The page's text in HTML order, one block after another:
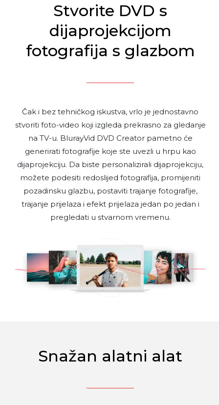
Stvorite DVD s
dijaprojekcijom
fotografija s glazbom
Čak i bez tehničkog iskustva, vrlo je jednostavno
stvoriti foto-video koji izgleda prekrasno za gledanje
na TV-u. BlurayVid DVD Creator pametno će
generirati fotografije koje ste uvezli u hrpu kao
dijaprojekciju. Da biste personalizirali dijaprojekciju,
možete podesiti redoslijed fotografija, promijeniti
pozadinsku glazbu, postaviti trajanje fotografije,
trajanje prijelaza i efekt prijelaza jedan po jedan i
pregledati u stvarnom vremenu.
Snažan alatni alat